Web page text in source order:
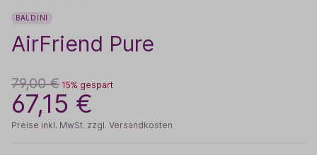
BALDINI
AirFriend Pure
79,00 € 15% gespart
67,15 €
Preise inkl. MwSt. zzgl. Versandkosten